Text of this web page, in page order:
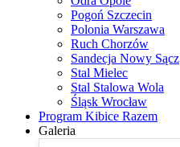
Pogoń Szczecin
Polonia Warszawa
Ruch Chorzów
Sandecja Nowy Sącz
Stal Mielec
Stal Stalowa Wola
Śląsk Wrocław
Program Kibice Razem
Galeria